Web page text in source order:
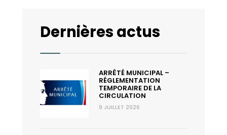
Dernières actus
ARRÊTÉ MUNICIPAL –
RÉGLEMENTATION
TEMPORAIRE DE LA
CIRCULATION
9 JUILLET 2026